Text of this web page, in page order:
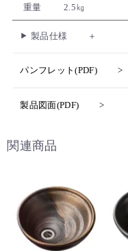
重量 2.5㎏
製品仕様
パンフレット(PDF)
製品図面(PDF)
関連商品